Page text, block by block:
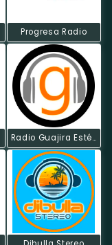
Progresa Radio
Radio Guajira Estéreo